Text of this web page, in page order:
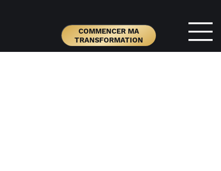
COMMENCER MA
TRANSFORMATION